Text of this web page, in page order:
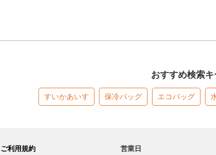
おすすめ検索
すいかあいす 保冷バッグ エコバッグ
ご利用規約 営業日